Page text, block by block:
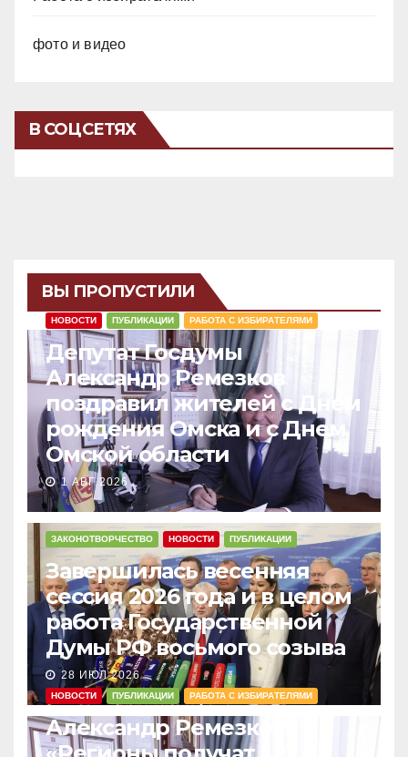
фото и видео
В СОЦСЕТЯХ
ВЫ ПРОПУСТИЛИ
НОВОСТИ ПУБЛИКАЦИИ РАБОТА С ИЗБИРАТЕЛЯМИ
Депутат Госдумы
Александр Ремезков
поздравил жителей с Днем
рождения Омска и с Днем
Омской области
1 АВГ 2026
ЗАКОНОТВОРЧЕСТВО НОВОСТИ ПУБЛИКАЦИИ
Завершилась весенняя
сессия 2026 года и в целом
работа Государственной
Думы РФ восьмого созыва
28 ИЮЛ 2026
НОВОСТИ ПУБЛИКАЦИИ РАБОТА С ИЗБИРАТЕЛЯМИ
Александр Ремезков: